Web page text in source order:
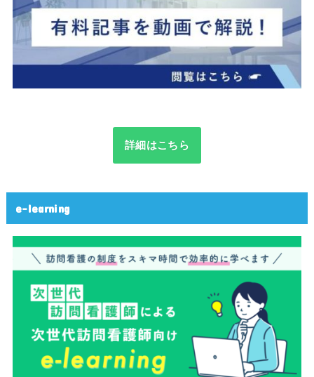
詳細はこちら
e-learning